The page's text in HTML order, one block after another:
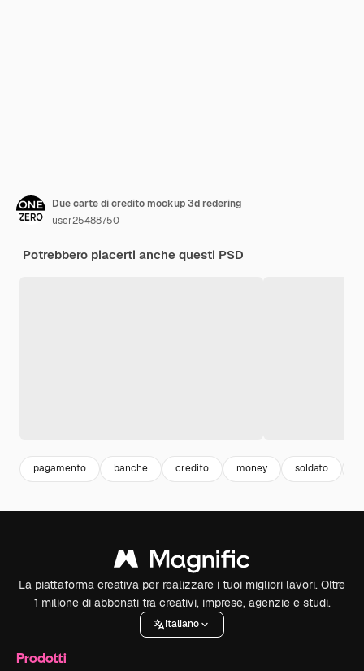
Due carte di credito mockup 3d redering
user25488750
Potrebbero piacerti anche questi PSD
pagamento banche credito money soldato
La piattaforma creativa per realizzare i tuoi migliori lavori. Oltre
1 milione di abbonati tra creativi, imprese, agenzie e studi.
Italiano
Prodotti